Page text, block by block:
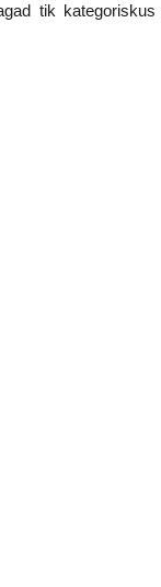
tik kategoriskus